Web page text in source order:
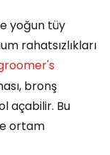
yoğun tüy
rahatsızlıkları
bronş
açabilir. Bu
ortam